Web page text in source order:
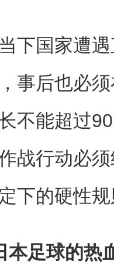
下国家遭
事后也必
不能超过
战行动必
下的硬性规
本足球的热